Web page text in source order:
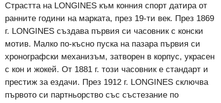
Страстта на LONGINES към конния спорт датира от
ранните години на марката, през 19-ти век. През 1869
г. LONGINES създава първия си часовник с конски
мотив. Малко по-късно пуска на пазара първия си
хронографски механизъм, затворен в корпус, украсен
с кон и жокей. От 1881 г. този часовник е стандарт и
престиж за ездачи. През 1912 г. LONGINES сключва
първото си партньорство със състезание по